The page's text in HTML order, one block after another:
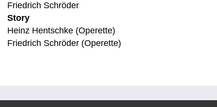
Friedrich Schröder
Story
Heinz Hentschke (Operette)
Friedrich Schröder (Operette)